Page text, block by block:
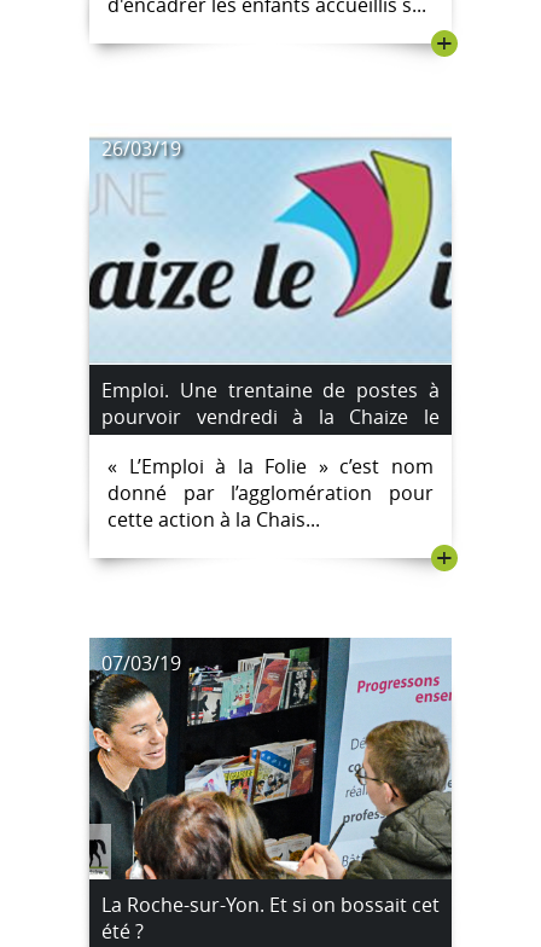
+
26/03/19
Emploi. Une trentaine de postes à
pourvoir vendredi à la Chaize le
Vicomte.
« L’Emploi à la Folie » c’est nom
donné par l’agglomération pour
cette action à la Chais...
+
07/03/19
La Roche-sur-Yon. Et si on bossait cet
été ?